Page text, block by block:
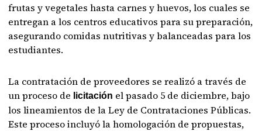
frutas y vegetales hasta carnes y huevos, los cuales se
entregan a los centros educativos para su preparación,
asegurando comidas nutritivas y balanceadas para los
estudiantes.
La contratación de proveedores se realizó a través de
un proceso de licitación el pasado 5 de diciembre, bajo
los lineamientos de la Ley de Contrataciones Públicas.
Este proceso incluyó la homologación de propuestas,